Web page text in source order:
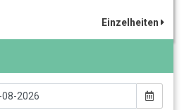
Einzelheiten